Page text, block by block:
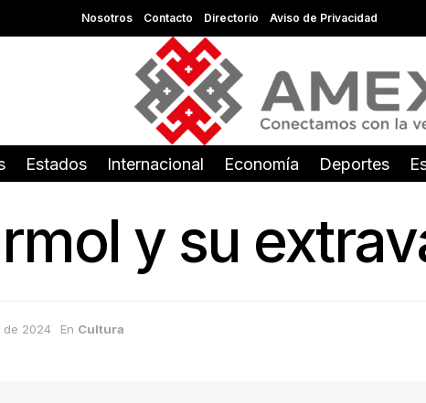
Nosotros Contacto Directorio Aviso de Privacidad
Estados Internacional Economía Deportes
y su
de 2024 En Cultura